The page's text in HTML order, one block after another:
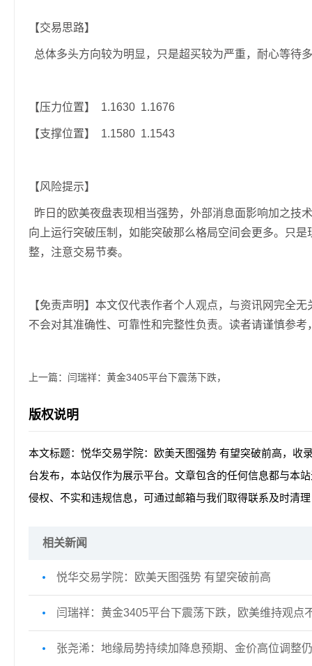
【交易思路】
总体多头方向较为明显，只是超买较为严重，耐心等待
【压力位置】 1.1630 1.1676
【支撑位置】 1.1580 1.1543
【风险提示】
昨日的欧美夜盘表现相当强势，外部消息面影响加之技
向上运行突破压制，如能突破那么格局空间会更多。只
整，注意交易节奏。
【免责声明】本文仅代表作者个人观点，与资讯网完全
不会对其准确性、可靠性和完整性负责。读者请谨慎参
上一篇： 闫瑞祥：黄金3405平台下震荡下跌，
版权说明
本文标题：悦华交易学院：欧美天图强势 有望突破前高，收
台发布，本站仅作为展示平台。文章包含的任何信息都与本
侵权、不实和违规信息，可通过邮箱与我们取得联系及时清
相关新闻
悦华交易学院：欧美天图强势 有望突破前高
闫瑞祥：黄金3405平台下震荡下跌，欧美维持观点
张尧浠：地缘局势持续加降息预期、金价高位调整